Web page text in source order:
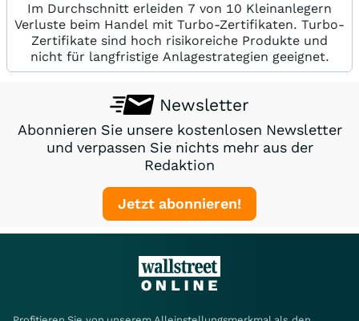
Im Durchschnitt erleiden 7 von 10 Kleinanlegern
Verluste beim Handel mit Turbo-Zertifikaten. Turbo-
Zertifikate sind hoch risikoreiche Produkte und
nicht für langfristige Anlagestrategien geeignet.
Newsletter
Abonnieren Sie unsere kostenlosen Newsletter
und verpassen Sie nichts mehr aus der
Redaktion
Jetzt abonnieren!